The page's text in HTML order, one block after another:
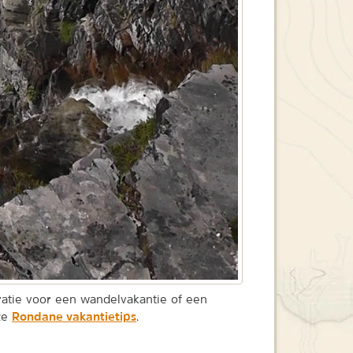
voor een wandelvakantie of een
Rondane vakantietips